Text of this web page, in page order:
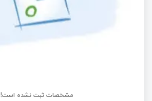
استفاده از پروتکل MQTT برای اینترنت اشیاء (IOT)
مشخصات ثبت نشده است!